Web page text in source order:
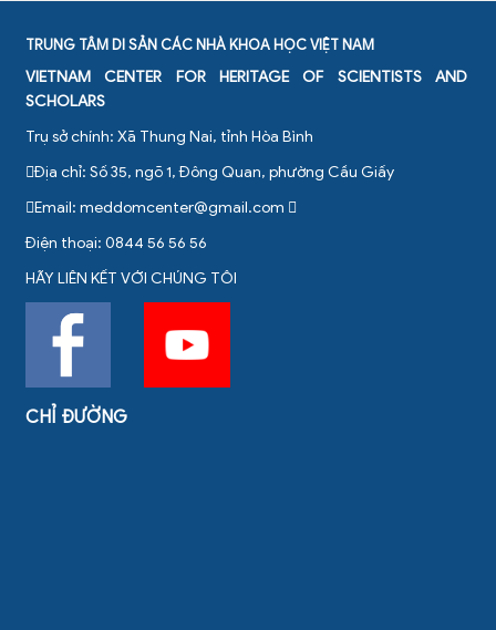
TRUNG TÂM DI SẢN CÁC NHÀ KHOA HỌC VIỆT NAM
VIETNAM CENTER FOR HERITAGE OF SCIENTISTS AND
SCHOLARS
Trụ sở chính: Xã Thung Nai, tỉnh Hòa Bình
Địa chỉ: Số 35, ngõ 1, Đông Quan, phường Cầu Giấy
Email: meddomcenter@gmail.com
Điện thoại: 0844 56 56 56
HÃY LIÊN KẾT VỚI CHÚNG TÔI
CHỈ ĐƯỜNG